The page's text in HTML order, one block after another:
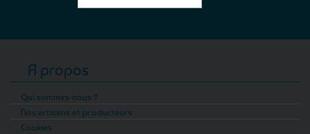
A propos
Qui sommes-nous ?
Nos artisans et producteurs
Cookies